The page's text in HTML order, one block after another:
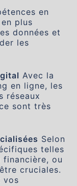
en
plus
données et
les
Avec la
en ligne, les
réseaux
sont très
Selon
telles
ou
cruciales.
vos